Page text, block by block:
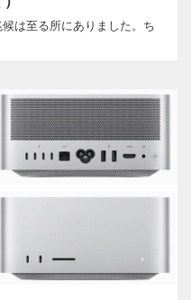
は至る所にありました。ち